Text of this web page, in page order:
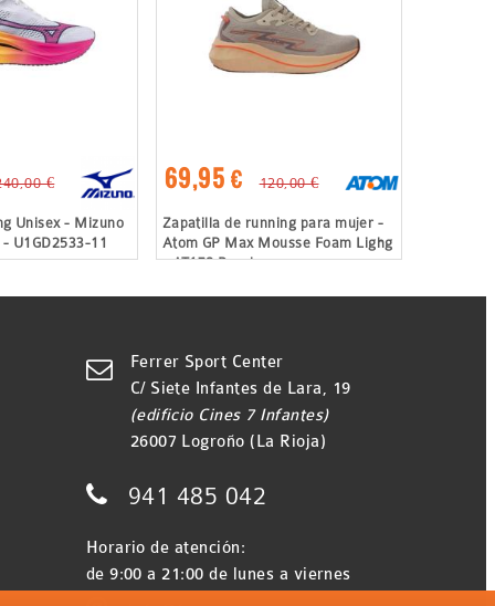
€
Unisex - Mizuno
U1GD2533-11
69,95 € 120,00 €
Zapatilla de running para mujer -
Atom GP Max Mousse Foam Lighg
- AT178 Pearl

Ferrer Sport Center
C/ Siete Infantes de Lara, 19
(edificio Cines 7 Infantes)
26007 Logroño (La Rioja)
 941 485 042
Horario de atención:
de 9:00 a 21:00 de lunes a viernes